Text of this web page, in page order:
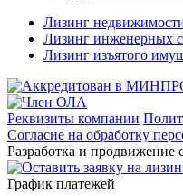
Лизинг
Лизинг инженерных
Лизинг изъятого
Реквизиты компании
Согласие на обработку
Разработка и продвижение
График платежей